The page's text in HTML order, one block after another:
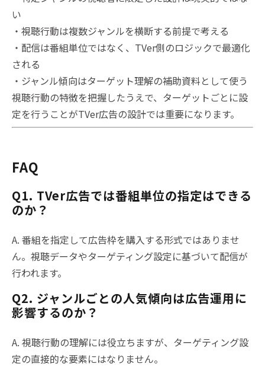
い
・視聴行動は複数ジャンルを横断する前提で考える
・配信は番組単位ではなく、TVer側のロジックで最適化
される
・ジャンル傾向はターゲット理解の補助資料として使う
視聴行動の特徴を把握したうえで、ターゲットごとに設
定を行うことがTVer広告の設計では重要になります。
FAQ
Q1. TVer広告では番組単位の指定はできる
のか？
A. 番組を指定して広告枠を購入する形式ではありませ
ん。視聴データやターゲティング設定に基づいて配信が
行われます。
Q2. ジャンルごとの人気傾向は広告運用に
影響するのか？
A. 視聴行動の理解には役立ちますが、ターゲティング設
定の直接的な要素にはなりません。